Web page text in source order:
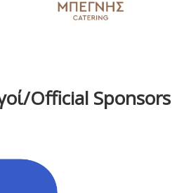
Official Sponsors